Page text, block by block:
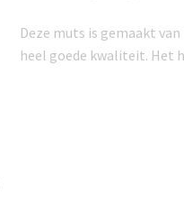
Deze muts is gemaakt
heel goede kwaliteit. Het